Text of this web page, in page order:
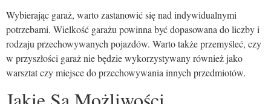
Wybierając garaż, warto zastanowić się nad indywidualnymi
potrzebami. Wielkość garażu powinna być dopasowana do liczby i
rodzaju przechowywanych pojazdów. Warto także przemyśleć, czy
w przyszłości garaż nie będzie wykorzystywany również jako
warsztat czy miejsce do przechowywania innych przedmiotów.